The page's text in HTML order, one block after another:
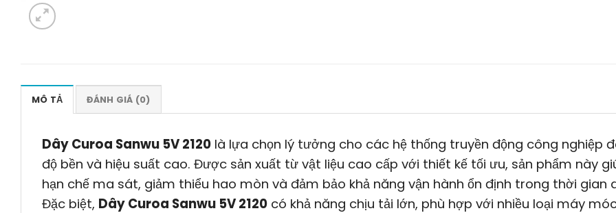
MÔ TẢ ĐÁNH GIÁ (0)
Dây Curoa Sanwu 5V 2120 là lựa chọn lý tưởng cho các hệ thống truyền động công nghiệp
độ bền và hiệu suất cao. Được sản xuất từ vật liệu cao cấp với thiết kế tối ưu, sản phẩm này
hạn chế ma sát, giảm thiểu hao mòn và đảm bảo khả năng vận hành ổn định trong thời gian
Đặc biệt, Dây Curoa Sanwu 5V 2120 có khả năng chịu tải lớn, phù hợp với nhiều loại máy